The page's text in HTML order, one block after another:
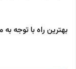
بهترین راه با توجه